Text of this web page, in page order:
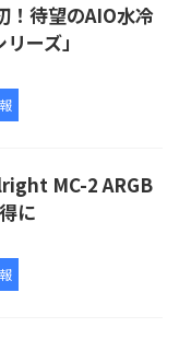
！待望のAIO水冷
ーズ」
MC-2 ARGB
に